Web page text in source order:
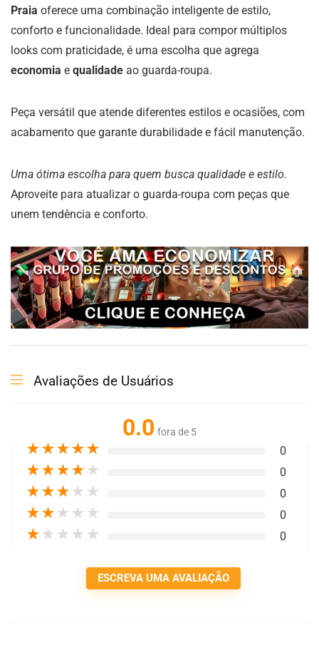
Praia oferece uma combinação inteligente de estilo,
conforto e funcionalidade. Ideal para compor múltiplos
looks com praticidade, é uma escolha que agrega
economia e qualidade ao guarda-roupa.
Peça versátil que atende diferentes estilos e ocasiões, com
acabamento que garante durabilidade e fácil manutenção.
Uma ótima escolha para quem busca qualidade e estilo.
Aproveite para atualizar o guarda-roupa com peças que
unem tendência e conforto.
Avaliações de Usuários
0.0 fora de 5
★★★★★ 0
★★★★ ★ 0
★★★ ★ ★ 0
★★ ★ ★ ★ 0
★ ★ ★ ★ ★ 0
ESCREVA UMA AVALIAÇÃO